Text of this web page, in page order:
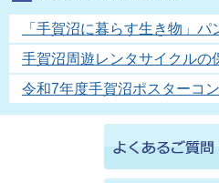
「手賀沼に暮らす生き物」パ
手賀沼周遊レンタサイクルの
令和7年度手賀沼ポスターコ